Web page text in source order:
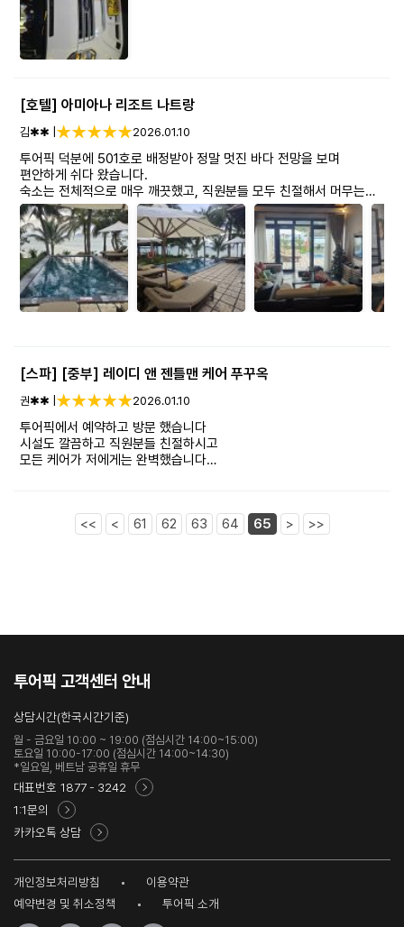
[호텔] 아미아나 리조트 나트랑
김✱✱ | 2026.01.10
투어픽 덕분에 501호로 배정받아 정말 멋진 바다 전망을 보며
편안하게 쉬다 왔습니다.
숙소는 전체적으로 매우 깨끗했고, 직원분들 모두 친절해서 머무는
내내 기분이 좋았습니다.
버기를 호출하면 금방 도착해 이동도 편리했고, 밤늦은 시간에 발생한
숙소 내 고장도 요청하자마자 바로 와서 신속하게 수리해 주셔서
감동했습니다.
전망, 서비스, 숙소 컨디션까지 모두 만족스러운 숙박이었고, 다음
[스파] [중부] 레이디 앤 젠틀맨 케어 푸꾸옥
권✱✱ | 2026.01.10
투어픽에서 예약하고 방문 했습니다
시설도 깔끔하고 직원분들 친절하시고
모든 케어가 저에게는 완벽했습니다
수고하세요^^
<< < 61 62 63 64 65 > >>
투어픽 고객센터 안내
상담시간(한국시간기준)
월 - 금요일 10:00 ~ 19:00 (점심시간 14:00~15:00)
토요일 10:00-17:00 (점심시간 14:00~14:30)
*일요일, 베트남 공휴일 휴무
대표번호 1877 - 3242
1:1문의
카카오톡 상담
개인정보처리방침
이용약관
예약변경 및 취소정책
투어픽 소개